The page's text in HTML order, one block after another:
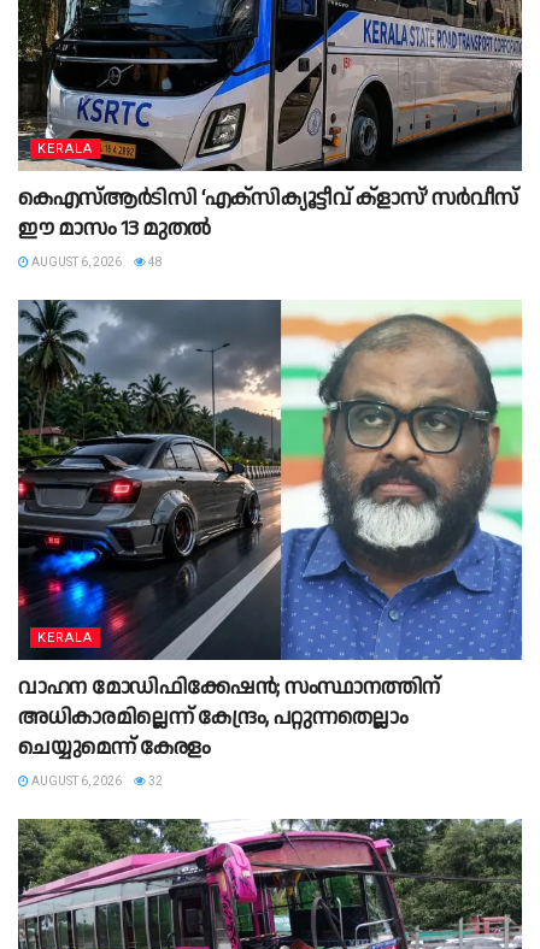
KERALA
കെഎസ്‌ആർടിസി ‘എക്‌സിക്യൂട്ടീവ് ക്ളാസ്’ സർവീസ്
ഈ മാസം 13 മുതൽ
AUGUST 6, 2026 48
KERALA
വാഹന മോഡിഫിക്കേഷൻ; സംസ്ഥാനത്തിന്
അധികാരമില്ലെന്ന് കേന്ദ്രം, പറ്റുന്നതെല്ലാം
ചെയ്യുമെന്ന് കേരളം
AUGUST 6, 2026 32